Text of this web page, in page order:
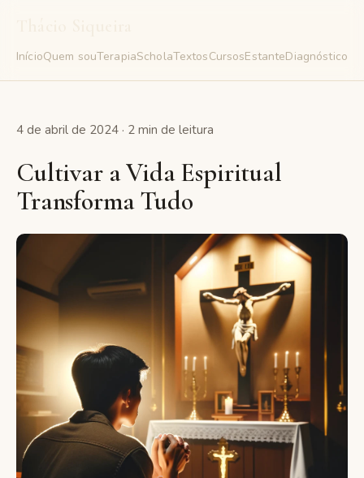
InícioQuem souTerapiaScholaTextosCursosEstanteDiagnóstico
4 de abril de 2024 · 2 min de leitura
Cultivar a Vida Espiritual
Transforma Tudo